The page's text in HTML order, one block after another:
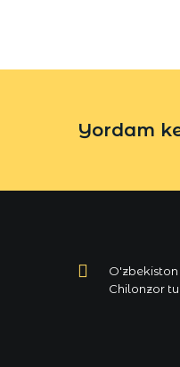
Yordam
O'zbekiston
Chilonzor